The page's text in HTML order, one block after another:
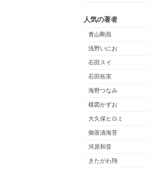
人気の著者
青山剛昌
浅野いにお
石田スイ
石田拓実
海野つなみ
楳図かずお
大久保ヒロミ
御茶漬海苔
河原和音
きたがわ翔